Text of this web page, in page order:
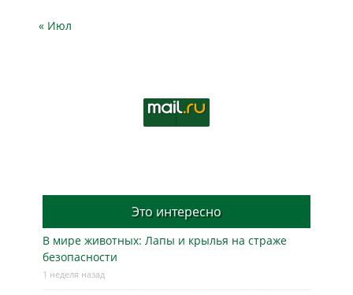
« Июл
Это интересно
В мире животных: Лапы и крылья на страже
безопасности
1 неделя назад